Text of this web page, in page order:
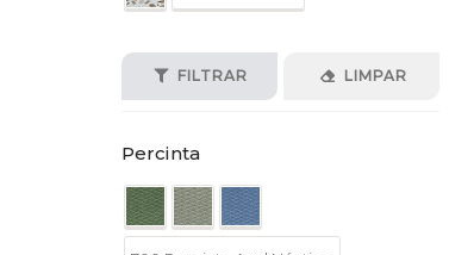
FILTRAR LIMPAR
Percinta